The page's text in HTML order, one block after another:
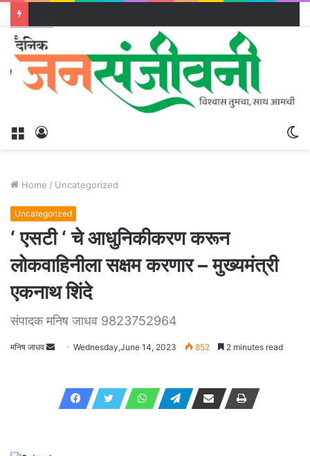
Menu
Home / Uncategorized
Uncategorized
‘ एसटी ‘ चे आधुनिकीकरण करून
लोकवाहिनीला सक्षम करणार – मुख्यमंत्री
एकनाथ शिंदे
संपादक मनिष जाधव 9823752964
मनिष जाधव
SendWednesday,June 14, 2023 852 2 minutes read